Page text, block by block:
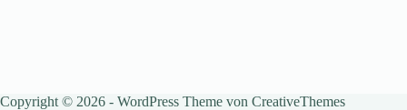
Copyright © 2026 - WordPress Theme von CreativeThemes